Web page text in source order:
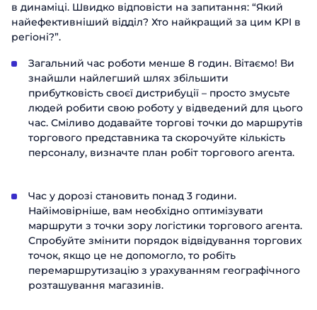
в динаміці. Швидко відповісти на запитання: “Який
найефективніший відділ? Хто найкращий за цим KPI в
регіоні?”.
Загальний час роботи менше 8 годин. Вітаємо! Ви
знайшли найлегший шлях збільшити
прибутковість своєї дистрибуції – просто змусьте
людей робити свою роботу у відведений для цього
час. Сміливо додавайте торгові точки до маршрутів
торгового представника та скорочуйте кількість
персоналу, визначте план робіт торгового агента.
Час у дорозі становить понад 3 години.
Найімовірніше, вам необхідно оптимізувати
маршрути з точки зору логістики торгового агента.
Спробуйте змінити порядок відвідування торгових
точок, якщо це не допомогло, то робіть
перемаршрутизацію з урахуванням географічного
розташування магазинів.